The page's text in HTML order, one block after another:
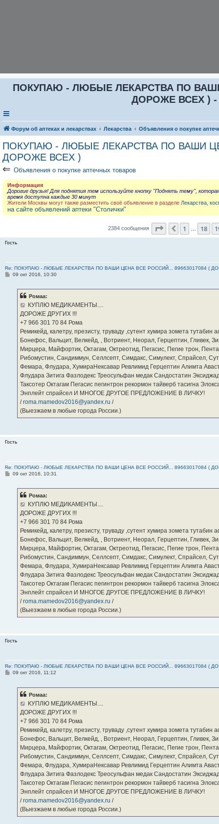
ПОКУПАЮ - ЛЮБЫЕ ЛЕКАРСТВА ПО ВАШИ
ДОРОЖЕ ВСЕХ ) -
Форум об аптеках и лекарствах Лекарства Объявления о покупке
ПОКУПАЮ - ЛЮБЫЕ ЛЕКАРСТВА ПО ВАШИ
ДОРОЖЕ ВСЕХ )
⇐ Объявления о покупке аптечных товаров
Информация
Дорогие друзья! Для поднятия тем используйте кнопку "Поднять тему",
время доступна каждые 30 минут
Жители Москвы могут также разместить своё объявление в разделе Лекарства,
на сайте объявлений аптеки "Столички"
2384 сообщения Страница 20из
Пред.
1 18
Гость
Re: ПОКУПАЮ - ЛЮБЫЕ ЛЕКАРСТВА ПО ВАШИ ЦЕНА ВСЕ РОССИЙ... 89663017084 (
С09 окт 2016, 10:30
Ромаа:
КУПЛЮ МЕДИКАМЕНТЫ....
ДОРОЖЕ ДРУГИХ !!!
‪+7 966 301 70 84‬ Рома
Ремикейд, калетру, презисту, труваду ,сутент хумира зомета
Бонефос, Вальцит, Велкейд, , Вотриент, Неорал, Герцептин, Гливек,
Мирцера, Майфортик, Октагам, Октреотид, Пегасис, Пегие трон,
Рибомустин, Сандиммун, Селлсепт, Симдакс, Симулект, Спрайсел,
Фемара, Флудара, ХумираНексавар Ревлимид Герцептин Алимта
Флудара Зитига Фазлодекс Треосульфан медак Сандостатин
Таксотер Октагам Пегасис пегинтрон рекормон тайверб тасигна
Энплейт спрайсел И МНОГОЕ ДРУГОЕ ПРЕДЛОЖЕНИЕ В ЛИЧКУ!
/roma.mamedov2016@yandex.ru /
(Выезжаем в любые города России.)
Гость
Re: ПОКУПАЮ - ЛЮБЫЕ ЛЕКАРСТВА ПО ВАШИ ЦЕНА ВСЕ РОССИЙ... 89663017084 (
С09 окт 2016, 10:31
Ромаа:
КУПЛЮ МЕДИКАМЕНТЫ....
ДОРОЖЕ ДРУГИХ !!!
‪+7 966 301 70 84‬ Рома
Ремикейд, калетру, презисту, труваду ,сутент хумира зомета
Бонефос, Вальцит, Велкейд, , Вотриент, Неорал, Герцептин, Гливек,
Мирцера, Майфортик, Октагам, Октреотид, Пегасис, Пегие трон,
Рибомустин, Сандиммун, Селлсепт, Симдакс, Симулект, Спрайсел,
Фемара, Флудара, ХумираНексавар Ревлимид Герцептин Алимта
Флудара Зитига Фазлодекс Треосульфан медак Сандостатин
Таксотер Октагам Пегасис пегинтрон рекормон тайверб тасигна
Энплейт спрайсел И МНОГОЕ ДРУГОЕ ПРЕДЛОЖЕНИЕ В ЛИЧКУ!
/roma.mamedov2016@yandex.ru /
(Выезжаем в любые города России.)
Гость
Re: ПОКУПАЮ - ЛЮБЫЕ ЛЕКАРСТВА ПО ВАШИ ЦЕНА ВСЕ РОССИЙ... 89663017084 (
С09 окт 2016, 11:12
Ромаа:
КУПЛЮ МЕДИКАМЕНТЫ....
ДОРОЖЕ ДРУГИХ !!!
‪+7 966 301 70 84‬ Рома
Ремикейд, калетру, презисту, труваду ,сутент хумира зомета
Бонефос, Вальцит, Велкейд, , Вотриент, Неорал, Герцептин, Гливек,
Мирцера, Майфортик, Октагам, Октреотид, Пегасис, Пегие трон,
Рибомустин, Сандиммун, Селлсепт, Симдакс, Симулект, Спрайсел,
Фемара, Флудара, ХумираНексавар Ревлимид Герцептин Алимта
Флудара Зитига Фазлодекс Треосульфан медак Сандостатин
Таксотер Октагам Пегасис пегинтрон рекормон тайверб тасигна
Энплейт спрайсел И МНОГОЕ ДРУГОЕ ПРЕДЛОЖЕНИЕ В ЛИЧКУ!
/roma.mamedov2016@yandex.ru /
(Выезжаем в любые города России.)